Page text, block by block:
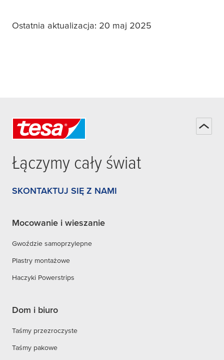
Ostatnia aktualizacja: 20 maj 2025
Łączymy cały świat
SKONTAKTUJ SIĘ Z NAMI
Mocowanie i wieszanie
Gwoździe samoprzylepne
Plastry montażowe
Haczyki Powerstrips
Dom i biuro
Taśmy przezroczyste
Taśmy pakowe